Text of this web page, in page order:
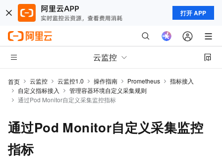
打开 APP
云监控
首页 云监控 云监控1.0 操作指南 Prometheus
指标接入
自定义指标接入
管理容器环境自定义采集规则
通过Pod Monitor自定义采集监控指标
通过Pod Monitor自定义采集监控
指标